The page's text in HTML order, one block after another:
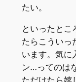
たい。
といったとこ
たらこういっ
います。気に
ン…ってのは
ただけたら嬉